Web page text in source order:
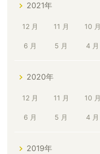
2021年
12 月 11 月 10 月
6 月 5 月 4 月
2020年
12 月 11 月 10 月
6 月 5 月 4 月
2019年